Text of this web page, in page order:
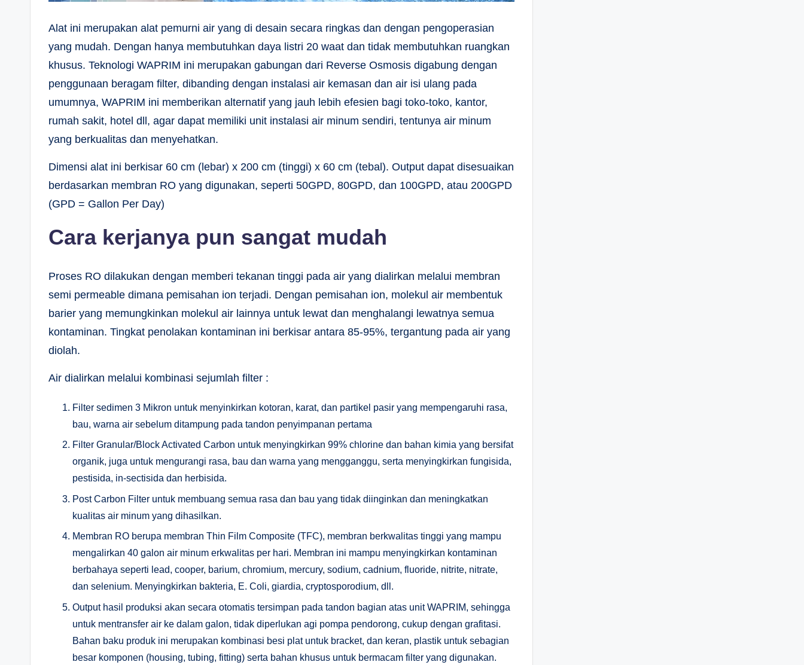
Alat ini merupakan alat pemurni air yang di desain secara ringkas dan dengan pengoperasian
yang mudah. Dengan hanya membutuhkan daya listri 20 waat dan tidak membutuhkan ruangkan
khusus. Teknologi WAPRIM ini merupakan gabungan dari Reverse Osmosis digabung dengan
penggunaan beragam filter, dibanding dengan instalasi air kemasan dan air isi ulang pada
umumnya, WAPRIM ini memberikan alternatif yang jauh lebih efesien bagi toko-toko, kantor,
rumah sakit, hotel dll, agar dapat memiliki unit instalasi air minum sendiri, tentunya air minum
yang berkualitas dan menyehatkan.
Dimensi alat ini berkisar 60 cm (lebar) x 200 cm (tinggi) x 60 cm (tebal). Output dapat disesuaikan
berdasarkan membran RO yang digunakan, seperti 50GPD, 80GPD, dan 100GPD, atau 200GPD
(GPD = Gallon Per Day)
Cara kerjanya pun sangat mudah
Proses RO dilakukan dengan memberi tekanan tinggi pada air yang dialirkan melalui membran
semi permeable dimana pemisahan ion terjadi. Dengan pemisahan ion, molekul air membentuk
barier yang memungkinkan molekul air lainnya untuk lewat dan menghalangi lewatnya semua
kontaminan. Tingkat penolakan kontaminan ini berkisar antara 85-95%, tergantung pada air yang
diolah.
Air dialirkan melalui kombinasi sejumlah filter :
Filter sedimen 3 Mikron untuk menyinkirkan kotoran, karat, dan partikel pasir yang mempengaruhi rasa,
bau, warna air sebelum ditampung pada tandon penyimpanan pertama
Filter Granular/Block Activated Carbon untuk menyingkirkan 99% chlorine dan bahan kimia yang bersifat
organik, juga untuk mengurangi rasa, bau dan warna yang mengganggu, serta menyingkirkan fungisida,
pestisida, in-sectisida dan herbisida.
Post Carbon Filter untuk membuang semua rasa dan bau yang tidak diinginkan dan meningkatkan
kualitas air minum yang dihasilkan.
Membran RO berupa membran Thin Film Composite (TFC), membran berkwalitas tinggi yang mampu
mengalirkan 40 galon air minum erkwalitas per hari. Membran ini mampu menyingkirkan kontaminan
berbahaya seperti lead, cooper, barium, chromium, mercury, sodium, cadnium, fluoride, nitrite, nitrate,
dan selenium. Menyingkirkan bakteria, E. Coli, giardia, cryptosporodium, dll.
Output hasil produksi akan secara otomatis tersimpan pada tandon bagian atas unit WAPRIM, sehingga
untuk mentransfer air ke dalam galon, tidak diperlukan agi pompa pendorong, cukup dengan grafitasi.
Bahan baku produk ini merupakan kombinasi besi plat untuk bracket, dan keran, plastik untuk sebagian
besar komponen (housing, tubing, fitting) serta bahan khusus untuk bermacam filter yang digunakan.